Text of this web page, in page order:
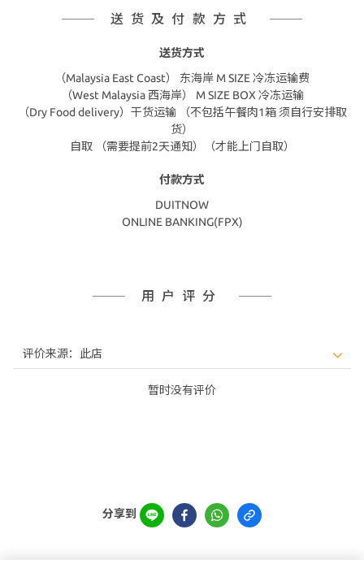
送货及付款方式
送货方式
（Malaysia East Coast） 东海岸 M SIZE 冷冻运输费
（West Malaysia 西海岸） M SIZE BOX 冷冻运输
（Dry Food delivery）干货运输 （不包括午餐肉1箱 须自行安排取
货）
自取 （需要提前2天通知）（才能上门自取）
付款方式
DUITNOW
ONLINE BANKING(FPX)
用户评分
暂时没有评价
分享到